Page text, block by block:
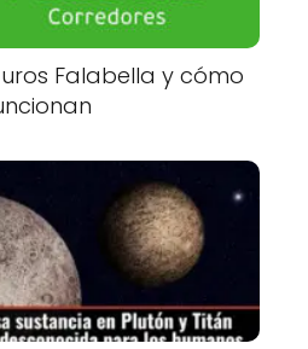
Falabella y cómo